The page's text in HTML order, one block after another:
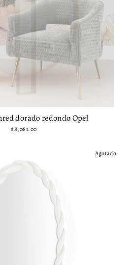
dorado redondo Opel
$ 8,081.00
Agotado